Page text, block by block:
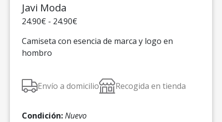
Javi Moda
24.90€ - 24.90€
Camiseta con esencia de marca y logo en
hombro
Envío a domicilio Recogida en tienda
Condición:Nuevo